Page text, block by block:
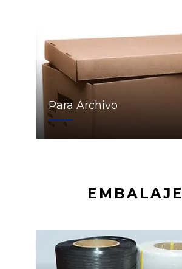
Para Archivo
EMBALAJE